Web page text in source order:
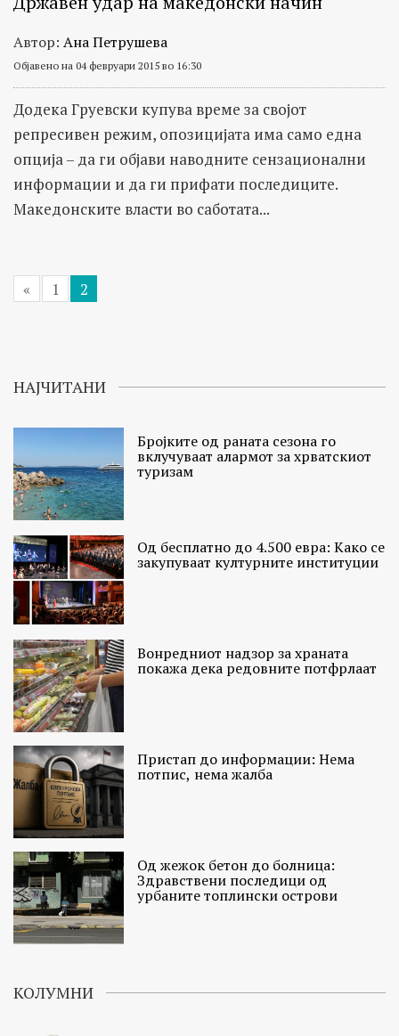
Автор: Ана Петрушева
Објавено на 04 февруари 2015 во 16:30
Додека Груевски купува време за својот
репресивен режим, опозицијата има само една
опција – да ги објави наводните сензационални
информации и да ги прифати последиците.
Македонските власти во саботата...
« 1 2
НАЈЧИТАНИ
Бројките од раната сезона го
вклучуваат алармот за хрватскиот
туризам
Од бесплатно до 4.500 евра: Како се
закупуваат културните институции
Вонредниот надзор за храната
покажа дека редовните потфрлаат
Пристап до информации: Нема
потпис, нема жалба
Од жежок бетон до болница:
Здравствени последици од
урбаните топлински острови
КОЛУМНИ